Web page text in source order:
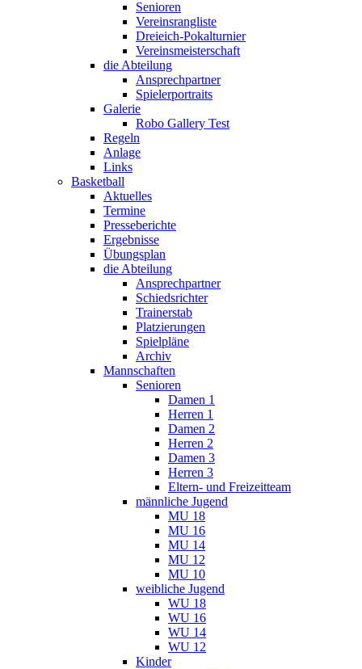
Senioren
Vereinsrangliste
Dreieich-Pokalturnier
Vereinsmeisterschaft
die Abteilung
Ansprechpartner
Spielerportraits
Galerie
Robo Gallery Test
Regeln
Anlage
Links
Basketball
Aktuelles
Termine
Presseberichte
Ergebnisse
Übungsplan
die Abteilung
Ansprechpartner
Schiedsrichter
Trainerstab
Platzierungen
Spielpläne
Archiv
Mannschaften
Senioren
Damen 1
Herren 1
Damen 2
Herren 2
Damen 3
Herren 3
Eltern- und Freizeitteam
männliche Jugend
MU 18
MU 16
MU 14
MU 12
MU 10
weibliche Jugend
WU 18
WU 16
WU 14
WU 12
Kinder